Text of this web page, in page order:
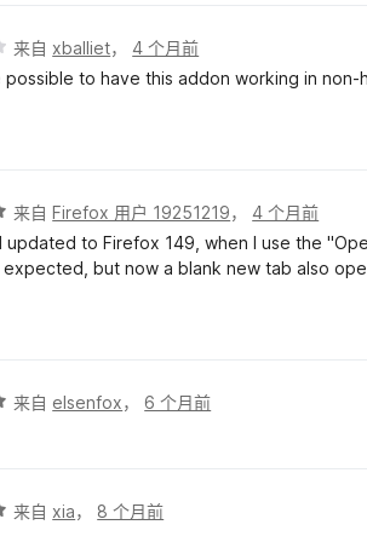
来自 xballiet，4 个月前
possible to have this addon working in
来自Firefox 用户 19251219，4 个月前
updated to Firefox 149, when I use the
but now a blank new tab also
来自 elsenfox， 6 个月前
来自 xia， 8 个月前